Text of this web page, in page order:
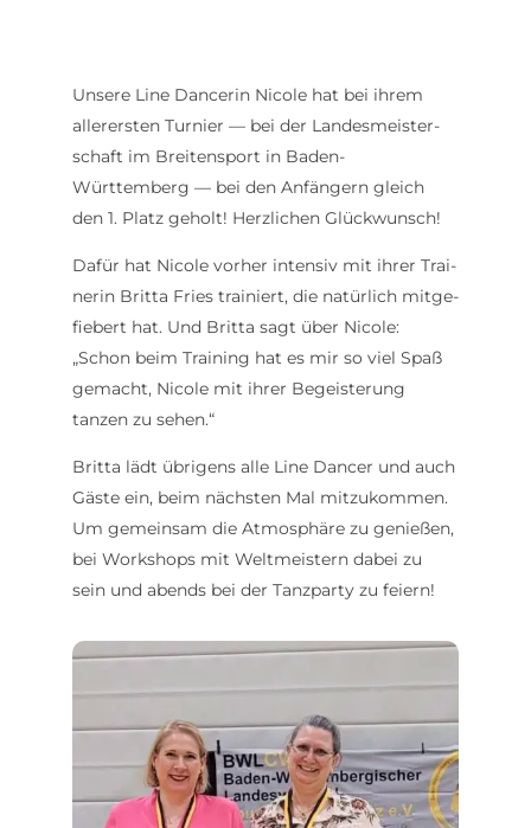
Unsere Line Dancerin Nicole hat bei ihrem
aller­ersten Turnier — bei der Landes­meis­ter­
schaft im Brei­ten­sport in Baden-
Württemberg — bei den Anfängern gleich
den 1. Platz geholt! Herz­lichen Glück­wunsch!
Dafür hat Nicole vorher intensiv mit ihrer Trai­
nerin Britta Fries trai­niert, die natürlich mitge­
fiebert hat. Und Britta sagt über Nicole:
„Schon beim Training hat es mir so viel Spaß
gemacht, Nicole mit ihrer Begeis­terung
tanzen zu sehen.“
Britta lädt übrigens alle Line Dancer und auch
Gäste ein, beim nächsten Mal mitzu­kommen.
Um gemeinsam die Atmo­sphäre zu genießen,
bei Work­shops mit Welt­meistern dabei zu
sein und abends bei der Tanz­party zu feiern!